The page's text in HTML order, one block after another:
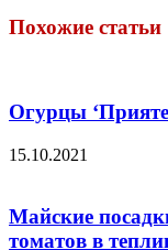
Похожие статьи
Огурцы
15.10.2021
Майские
томатов в